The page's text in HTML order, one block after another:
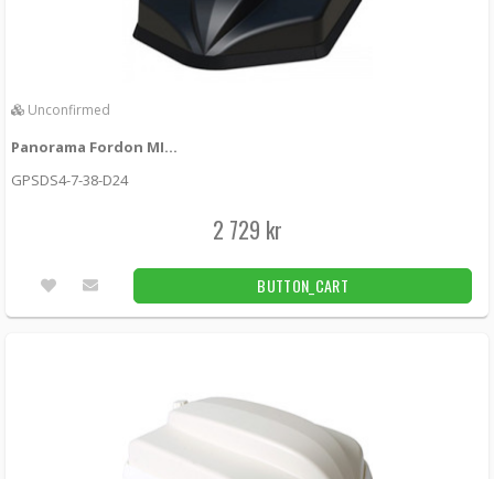
Unconfirmed
Panorama Fordon MIMO 5G + MIMO WiFi + GPS + UHF
GPSDS4-7-38-D24
2 729 kr
BUTTON_CART